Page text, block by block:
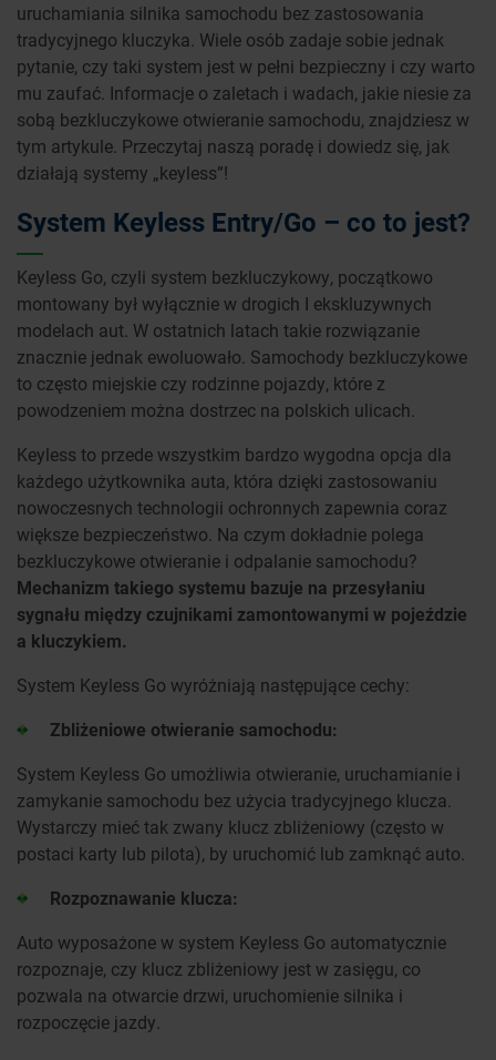
uruchamiania silnika samochodu bez zastosowania
tradycyjnego kluczyka. Wiele osób zadaje sobie jednak
pytanie, czy taki system jest w pełni bezpieczny i czy warto
mu zaufać. Informacje o zaletach i wadach, jakie niesie za
sobą bezkluczykowe otwieranie samochodu, znajdziesz w
tym artykule. Przeczytaj naszą poradę i dowiedz się, jak
działają systemy „keyless”!
System Keyless Entry/Go – co to jest?
Keyless Go, czyli system bezkluczykowy, początkowo
montowany był wyłącznie w drogich I ekskluzywnych
modelach aut. W ostatnich latach takie rozwiązanie
znacznie jednak ewoluowało. Samochody bezkluczykowe
to często miejskie czy rodzinne pojazdy, które z
powodzeniem można dostrzec na polskich ulicach.
Keyless to przede wszystkim bardzo wygodna opcja dla
każdego użytkownika auta, która dzięki zastosowaniu
nowoczesnych technologii ochronnych zapewnia coraz
większe bezpieczeństwo. Na czym dokładnie polega
bezkluczykowe otwieranie i odpalanie samochodu?
Mechanizm takiego systemu bazuje na przesyłaniu
sygnału między czujnikami zamontowanymi w pojeździe
a kluczykiem.
System Keyless Go wyróżniają następujące cechy:
Zbliżeniowe otwieranie samochodu:
System Keyless Go umożliwia otwieranie, uruchamianie i
zamykanie samochodu bez użycia tradycyjnego klucza.
Wystarczy mieć tak zwany klucz zbliżeniowy (często w
postaci karty lub pilota), by uruchomić lub zamknąć auto.
Rozpoznawanie klucza:
Auto wyposażone w system Keyless Go automatycznie
rozpoznaje, czy klucz zbliżeniowy jest w zasięgu, co
pozwala na otwarcie drzwi, uruchomienie silnika i
rozpoczęcie jazdy.